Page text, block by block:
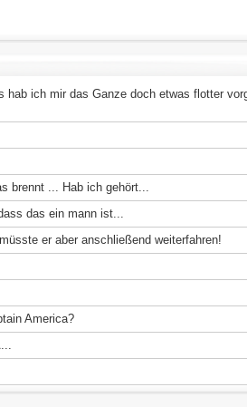
hab ich mir das Ganze doch etwas flotter
brennt ... Hab ich gehört...
das ein mann ist...
er aber anschließend weiterfahren!
America?